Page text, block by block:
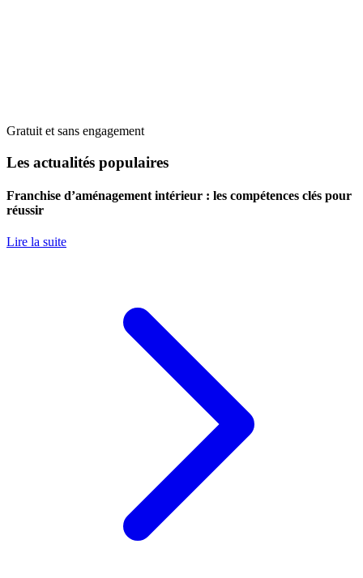
Gratuit et sans engagement
Les actualités populaires
Franchise d’aménagement intérieur : les compétences clés pour
réussir
Lire la suite